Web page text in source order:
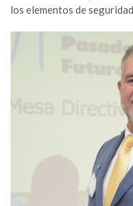
los elementos de